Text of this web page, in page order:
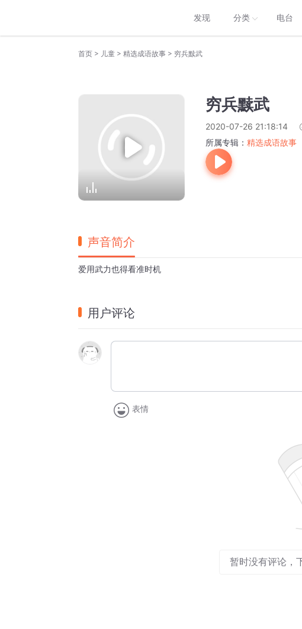
发现 分类 电台
首页 > 儿童 > 精选成语故事 > 穷兵黩武
穷兵黩武
2020-07-26 21:18:14
所属专辑： 精选成语故事
声音简介
爱用武力也得看准时机
用户评论
表情
暂时没有评论，